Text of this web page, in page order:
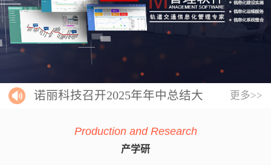
诺丽科技召开2025年年中总结大
更多>>
Production and Research
产学研